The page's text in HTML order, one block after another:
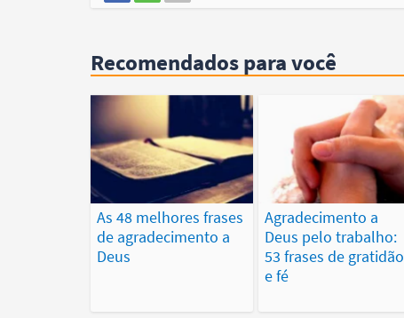
Recomendados para você
As 48 melhores frases
de agradecimento a
Deus
Agradecimento a
Deus pelo trabalho:
53 frases de gratidão
e fé